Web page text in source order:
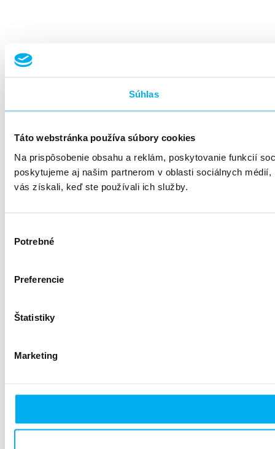
Súhlas
Táto webstránka používa súbory cookies
Na prispôsobenie obsahu a reklám, poskytovanie funkcií
poskytujeme aj našim partnerom v oblasti sociálnych
vás získali, keď ste používali ich služby.
súhlasu
Potrebné
Preferencie
Štatistiky
Marketing